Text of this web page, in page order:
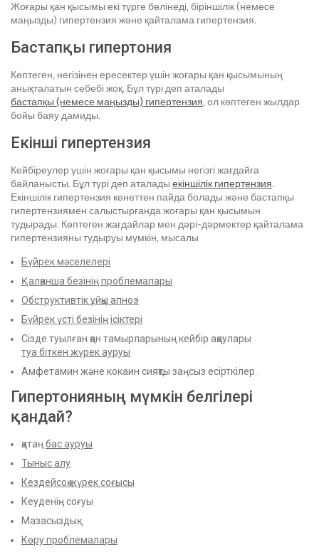
Жоғары қан қысымы екі түрге бөлінеді, біріншілік (немесе
маңызды) гипертензия және қайталама гипертензия.
Бастапқы гипертония
Көптеген, негізінен ересектер үшін жоғары қан қысымының
анықталатын себебі жоқ. Бұл түрі деп аталады
бастапқы (немесе маңызды) гипертензия, ол көптеген жылдар
бойы баяу дамиды.
Екінші гипертензия
Кейбіреулер үшін жоғары қан қысымы негізгі жағдайға
байланысты. Бұл түрі деп аталады екіншілік гипертензия.
Екіншілік гипертензия кенеттен пайда болады және бастапқы
гипертензиямен салыстырғанда жоғары қан қысымын
тудырады. Көптеген жағдайлар мен дәрі-дәрмектер қайталама
гипертензияны тудыруы мүмкін, мысалы
Бүйрек мәселелері
Қалқанша безінің проблемалары
Обструктивтік ұйқы апноэ
Бүйрек үсті безінің ісіктері
Сізде туылған қан тамырларының кейбір ақаулары
туа біткен жүрек ауруы
Амфетамин және кокаин сияқты заңсыз есірткілер.
Гипертонияның мүмкін белгілері
қандай?
қатаңбас ауруы
Тыныс алу
Кездейсоқ жүрек соғысы
Кеуденің соғуы
Мазасыздық
Көру проблемалары